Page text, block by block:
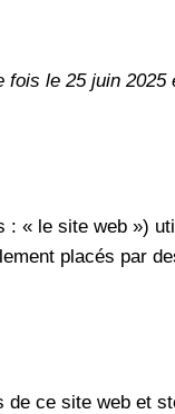
le 25 juin
: « le site web »)
placés par
ce site web et